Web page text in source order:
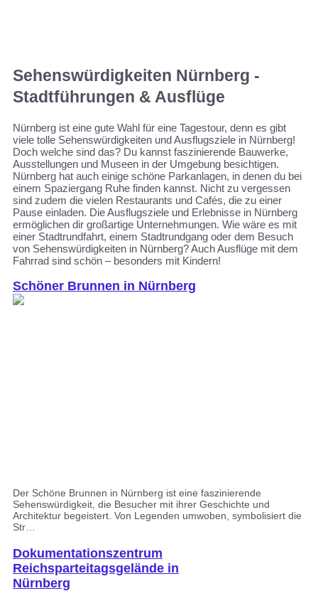
Sehenswürdigkeiten Nürnberg -
Stadtführungen & Ausflüge
Nürnberg ist eine gute Wahl für eine Tagestour, denn es gibt
viele tolle Sehenswürdigkeiten und Ausflugsziele in Nürnberg!
Doch welche sind das? Du kannst faszinierende Bauwerke,
Ausstellungen und Museen in der Umgebung besichtigen.
Nürnberg hat auch einige schöne Parkanlagen, in denen du bei
einem Spaziergang Ruhe finden kannst. Nicht zu vergessen
sind zudem die vielen Restaurants und Cafés, die zu einer
Pause einladen. Die Ausflugsziele und Erlebnisse in Nürnberg
ermöglichen dir großartige Unternehmungen. Wie wäre es mit
einer Stadtrundfahrt, einem Stadtrundgang oder dem Besuch
von Sehenswürdigkeiten in Nürnberg? Auch Ausflüge mit dem
Fahrrad sind schön – besonders mit Kindern!
Schöner Brunnen in Nürnberg
Der Schöne Brunnen in Nürnberg ist eine faszinierende
Sehenswürdigkeit, die Besucher mit ihrer Geschichte und
Architektur begeistert. Von Legenden umwoben, symbolisiert die
Str…
Dokumentationszentrum
Reichsparteitagsgelände in
Nürnberg